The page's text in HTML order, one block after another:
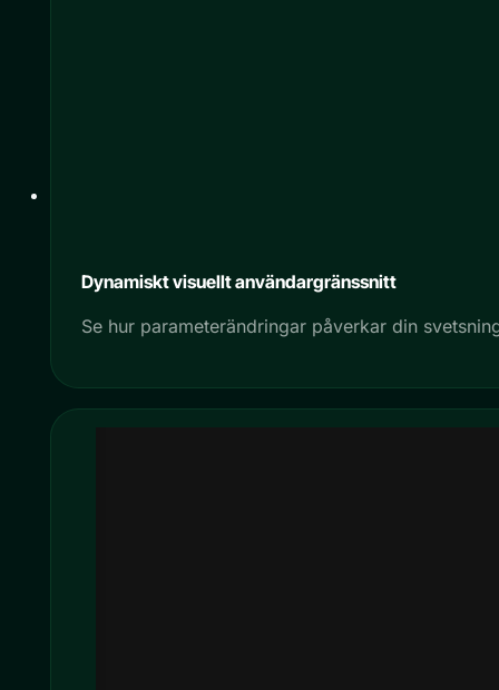
Dynamiskt visuellt användargränssnitt
Se hur parameterändringar påverkar din